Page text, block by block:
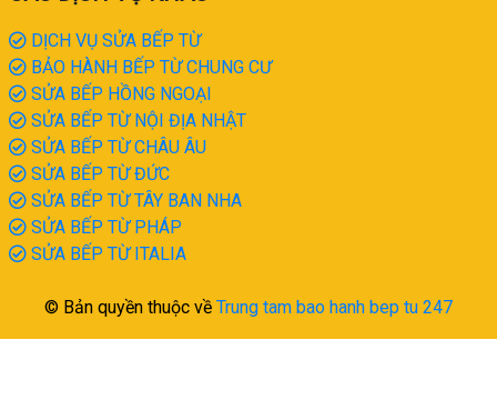
DỊCH VỤ SỬA BẾP TỪ
BẢO HÀNH BẾP TỪ CHUNG CƯ
SỬA BẾP HỒNG NGOẠI
SỬA BẾP TỪ NỘI ĐỊA NHẬT
SỬA BẾP TỪ CHÂU ÂU
SỬA BẾP TỪ ĐỨC
SỬA BẾP TỪ TÂY BAN NHA
SỬA BẾP TỪ PHÁP
SỬA BẾP TỪ ITALIA
© Bản quyền thuộc về Trung tam bao hanh bep tu 247